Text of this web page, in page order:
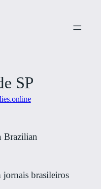
SP
Brazilian
jornais brasileiros